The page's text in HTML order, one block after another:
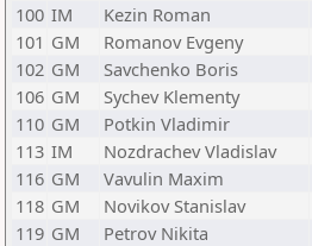
100 IM Kezin Roman
101 GM Romanov Evgeny
102 GM Savchenko Boris
106 GM Sychev Klementy
110 GM Potkin Vladimir
113 IM Nozdrachev Vladislav
116 GM Vavulin Maxim
118 GM Novikov Stanislav
119 GM Petrov Nikita